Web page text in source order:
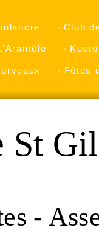
Club
Fêtes
St
-